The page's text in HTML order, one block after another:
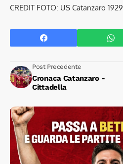
CREDIT FOTO: US Catanzaro 1929
Post Precedente
Cronaca Catanzaro -
Cittadella